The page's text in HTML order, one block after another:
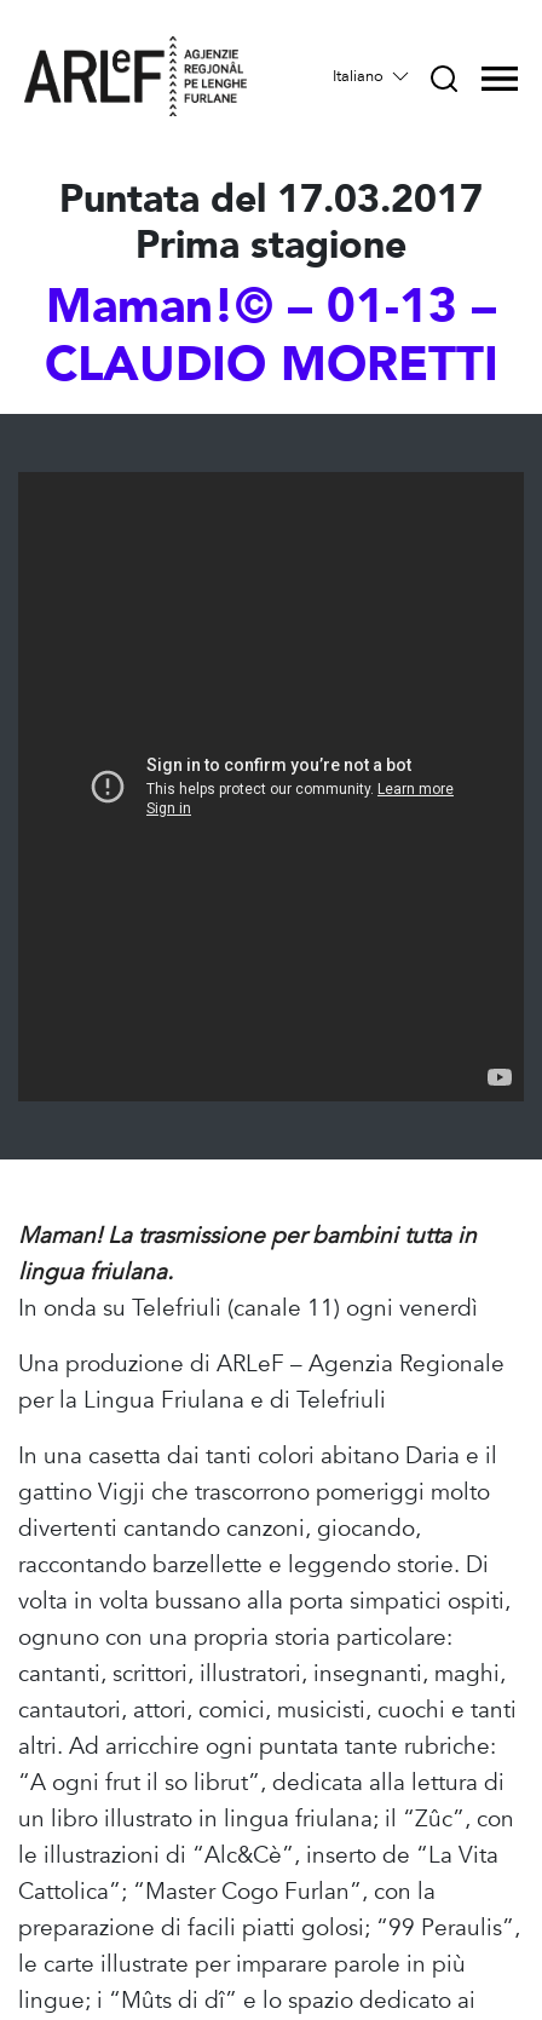
Italiano
Puntata del 17.03.2017
Prima stagione
Maman!© – 01-13 –
CLAUDIO MORETTI
Maman! La trasmissione per bambini tutta in
lingua friulana.
In onda su Telefriuli (canale 11) ogni venerdì
Una produzione di ARLeF – Agenzia Regionale
per la Lingua Friulana e di Telefriuli
In una casetta dai tanti colori abitano Daria e il
gattino Vigji che trascorrono pomeriggi molto
divertenti cantando canzoni, giocando,
raccontando barzellette e leggendo storie. Di
volta in volta bussano alla porta simpatici ospiti,
ognuno con una propria storia particolare:
cantanti, scrittori, illustratori, insegnanti, maghi,
cantautori, attori, comici, musicisti, cuochi e tanti
altri. Ad arricchire ogni puntata tante rubriche:
“A ogni frut il so librut”, dedicata alla lettura di
un libro illustrato in lingua friulana; il “Zûc”, con
le illustrazioni di “Alc&Cè”, inserto de “La Vita
Cattolica”; “Master Cogo Furlan”, con la
preparazione di facili piatti golosi; “99 Peraulis”,
le carte illustrate per imparare parole in più
lingue; i “Mûts di dî” e lo spazio dedicato ai